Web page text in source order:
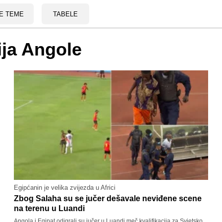
TEME TABELE
Angole
Egipćanin je velika zvijezda u Africi
Zbog Salaha su se jučer dešavale neviđene scene
na terenu u Luandi